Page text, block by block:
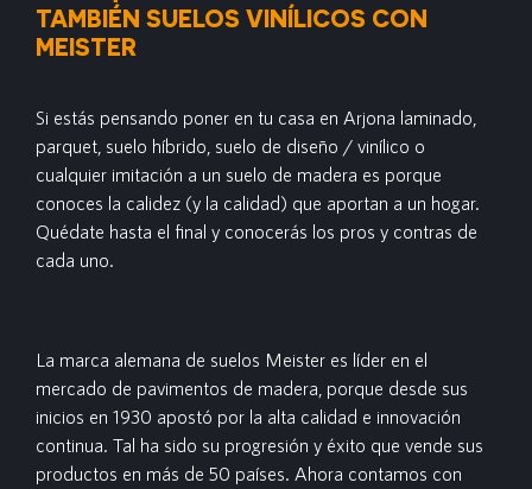
TAMBIÉN SUELOS VINÍLICOS CON
MEISTER
Si estás pensando poner en tu casa en Arjona laminado,
parquet, suelo híbrido, suelo de diseño / vinílico o
cualquier imitación a un suelo de madera es porque
conoces la calidez (y la calidad) que aportan a un hogar.
Quédate hasta el final y conocerás los pros y contras de
cada uno.
La marca alemana de suelos Meister es líder en el
mercado de pavimentos de madera, porque desde sus
inicios en 1930 apostó por la alta calidad e innovación
continua. Tal ha sido su progresión y éxito que vende sus
productos en más de 50 países. Ahora contamos con